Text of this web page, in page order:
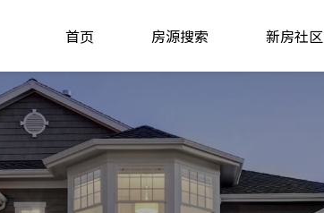
首页 房源搜索 新房社区